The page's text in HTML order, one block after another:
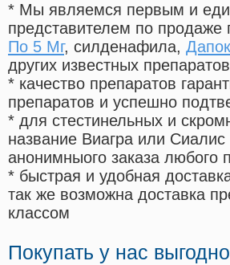
* Мы являемся первым и
представителем по
По 5 Мг, силденафила,
других известных препаратов
* качество препаратов
препаратов и успешно
* для стестинельных и
название Виагра или
анонимныого заказа любого
* быстрая и удобная
так же возможна доставка
классом
Покупать у нас выгодно